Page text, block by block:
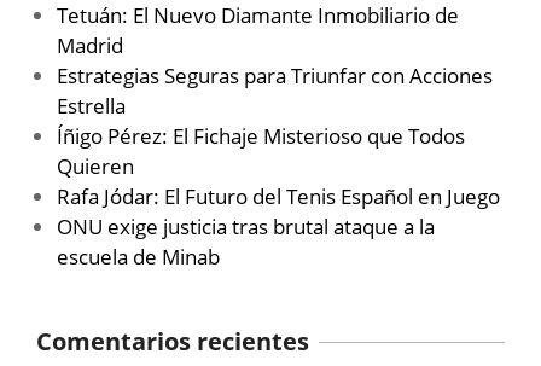
Tetuán: El Nuevo Diamante Inmobiliario de
Madrid
Estrategias Seguras para Triunfar con Acciones
Estrella
Íñigo Pérez: El Fichaje Misterioso que Todos
Quieren
Rafa Jódar: El Futuro del Tenis Español en Juego
ONU exige justicia tras brutal ataque a la
escuela de Minab
Comentarios recientes